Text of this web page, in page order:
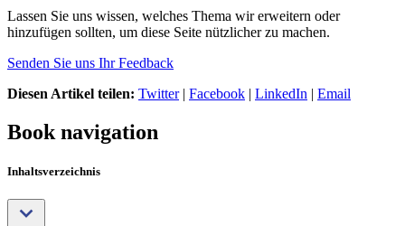
Lassen Sie uns wissen, welches Thema wir erweitern oder
hinzufügen sollten, um diese Seite nützlicher zu machen.
Senden Sie uns Ihr Feedback
Diesen Artikel teilen: Twitter| Facebook | LinkedIn | Email
Book navigation
Inhaltsverzeichnis